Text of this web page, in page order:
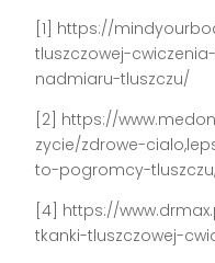
[1] https://
tluszczowej-
nadmiaru-tluszczu/
[2] https://
zycie/zdrowe-
to-pogromcy-
[4] https://
tkanki-tluszczowej-